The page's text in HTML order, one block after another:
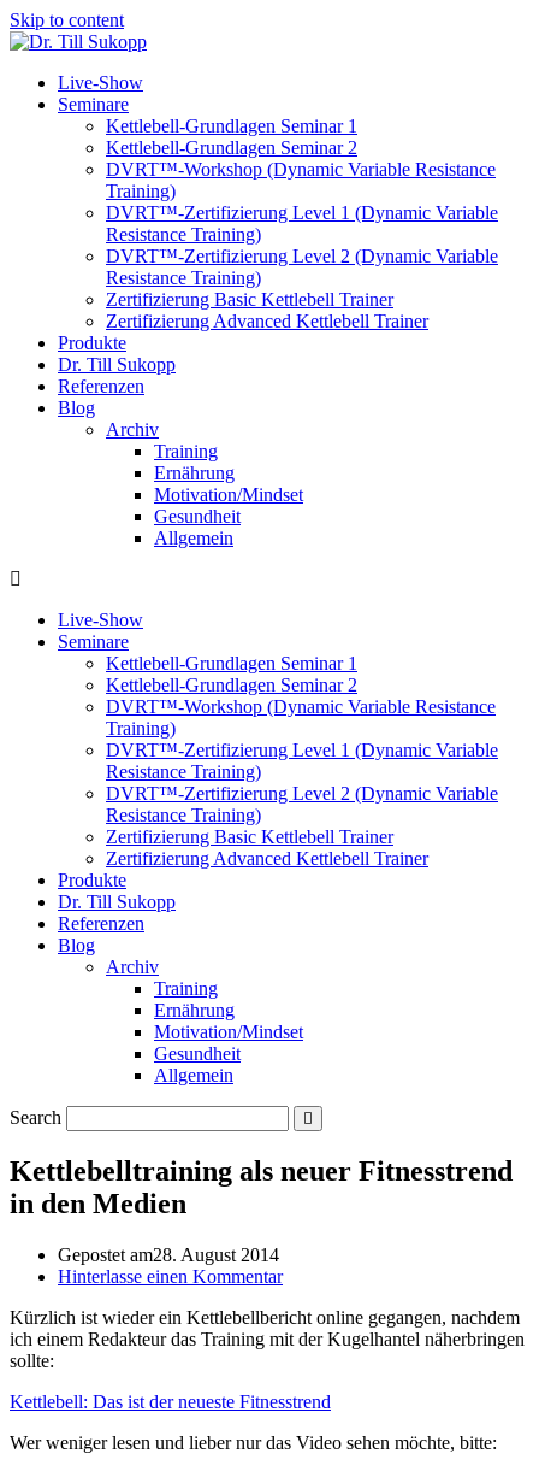
Skip to content
Live-Show
Seminare
Kettlebell-Grundlagen Seminar 1
Kettlebell-Grundlagen Seminar 2
DVRT™-Workshop (Dynamic Variable Resistance
Training)
DVRT™-Zertifizierung Level 1 (Dynamic Variable
Resistance Training)
DVRT™-Zertifizierung Level 2 (Dynamic Variable
Resistance Training)
Zertifizierung Basic Kettlebell Trainer
Zertifizierung Advanced Kettlebell Trainer
Produkte
Dr. Till Sukopp
Referenzen
Blog
Archiv
Training
Ernährung
Motivation/Mindset
Gesundheit
Allgemein
Live-Show
Seminare
Kettlebell-Grundlagen Seminar 1
Kettlebell-Grundlagen Seminar 2
DVRT™-Workshop (Dynamic Variable Resistance
Training)
DVRT™-Zertifizierung Level 1 (Dynamic Variable
Resistance Training)
DVRT™-Zertifizierung Level 2 (Dynamic Variable
Resistance Training)
Zertifizierung Basic Kettlebell Trainer
Zertifizierung Advanced Kettlebell Trainer
Produkte
Dr. Till Sukopp
Referenzen
Blog
Archiv
Training
Ernährung
Motivation/Mindset
Gesundheit
Allgemein
Search
Kettlebelltraining als neuer Fitnesstrend
in den Medien
Gepostet am28. August 2014
Hinterlasse einen Kommentar
Kürzlich ist wieder ein Kettlebellbericht online gegangen, nachdem
ich einem Redakteur das Training mit der Kugelhantel näherbringen
sollte:
Kettlebell: Das ist der neueste Fitnesstrend
Wer weniger lesen und lieber nur das Video sehen möchte, bitte: